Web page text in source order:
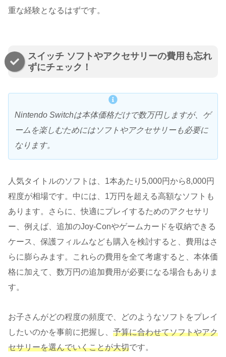
重な経験となるはずです。
スイッチ ソフトやアクセサリーの費用も忘れ
ずにチェック！
Nintendo Switchは本体価格だけで数万円しますが、ゲ
ームを楽しむためにはソフトやアクセサリーも必要に
なります。
人気タイトルのソフトは、1本あたり5,000円から8,000円
程度が相場です。中には、1万円を超える高額なソフトも
あります。さらに、快適にプレイするためのアクセサリ
ー、例えば、追加のJoy-Conやゲームカードを収納できる
ケース、保護フィルムなども購入を検討すると、費用はさ
らに膨らみます。これらの費用を全て考慮すると、本体価
格に加えて、数万円の追加費用が必要になる場合もありま
す。
お子さんがどの程度の頻度で、どのようなソフトをプレイ
したいのかを事前に把握し、 予算に合わせてソフトやアク
セサリーを選んでいくことが大切です。